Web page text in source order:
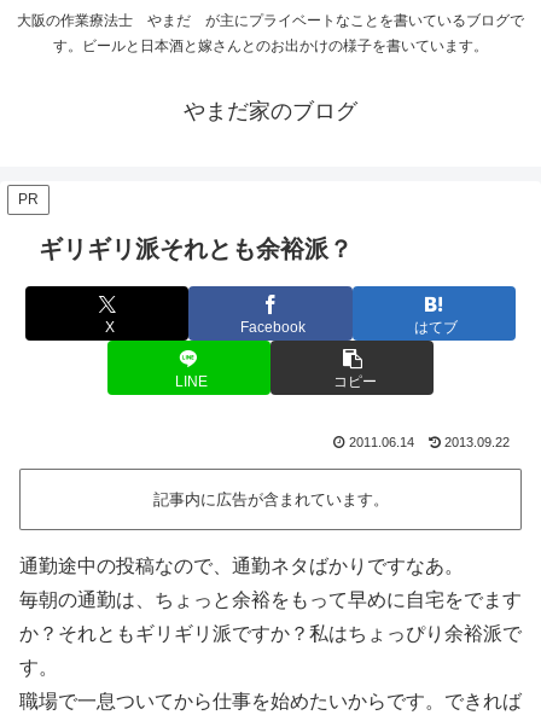
大阪の作業療法士 やまだ が主にプライベートなことを書いているブログで
す。ビールと日本酒と嫁さんとのお出かけの様子を書いています。
やまだ家のブログ
PR
ギリギリ派それとも余裕派？
X Facebook はてブ
LINE コピー
2011.06.14 2013.09.22
記事内に広告が含まれています。
通勤途中の投稿なので、通勤ネタばかりですなあ。
毎朝の通勤は、ちょっと余裕をもって早めに自宅をでます
か？それともギリギリ派ですか？私はちょっぴり余裕派で
す。
職場で一息ついてから仕事を始めたいからです。できれば